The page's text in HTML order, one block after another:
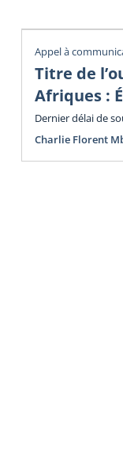
Appel à
Titre de
Afriques :
Dernier délai de
Charlie Florent